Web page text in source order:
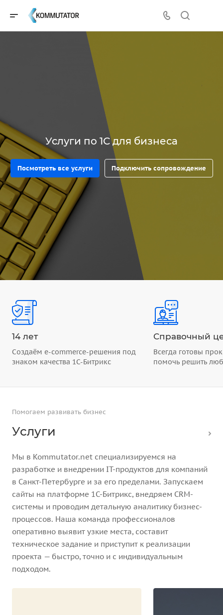
Услуги по 1С для бизнеса
Посмотреть все услуги Подключить сопровождение
14 лет
Создаём e-commerce-решения под
знаком качества 1С-Битрикс
Справочный
Всегда готовы
помочь решить
Помогаем развивать бизнес
Услуги
Мы в Kommutator.net специализируемся на
разработке и внедрении IT-продуктов для компаний
в Санкт-Петербурге и за его пределами. Запускаем
сайты на платформе 1С-Битрикс, внедряем CRM-
системы и проводим детальную аналитику бизнес-
процессов. Наша команда профессионалов
оперативно выявит узкие места, составит
техническое задание и приступит к реализации
проекта — быстро, точно и с индивидуальным
подходом.